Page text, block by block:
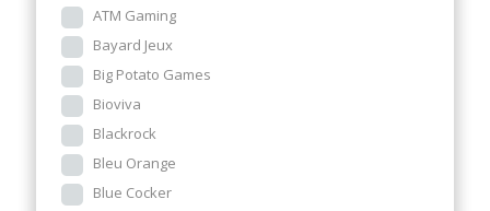
ATM Gaming
Bayard Jeux
Big Potato Games
Bioviva
Blackrock
Bleu Orange
Blue Cocker